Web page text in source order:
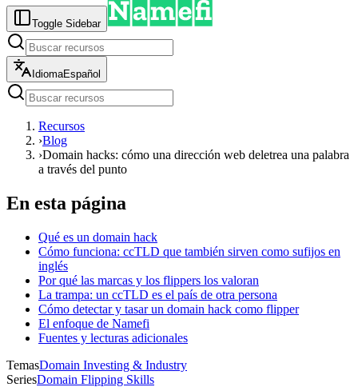
Toggle Sidebar
IdiomaEspañol
Recursos
›Blog
›Domain hacks: cómo una dirección web deletrea una palabra
a través del punto
En esta página
Qué es un domain hack
Cómo funciona: ccTLD que también sirven como sufijos en
inglés
Por qué las marcas y los flippers los valoran
La trampa: un ccTLD es el país de otra persona
Cómo detectar y tasar un domain hack como flipper
El enfoque de Namefi
Fuentes y lecturas adicionales
TemasDomain Investing & Industry
SeriesDomain Flipping Skills